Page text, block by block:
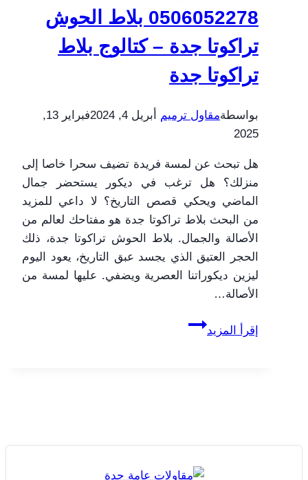
البلاط
في
جدة
0506052278 بلاط الحوش
تراكوتا جدة – كتالوج بلاط
تراكوتا جدة
بواسطةمقاول ترميم أبريل 4, 2024
فبراير 13,
2025
هل تبحث عن لمسة فريدة تضيف سحرا خاصا إلى
منزلك؟ هل ترغب في ديكور يستحضر جمال
الماضي ويحكي قصص التاريخ؟ لا داعي للمزيد
من البحث بلاط تراكوتا جدة هو مفتاحك لعالم من
الأصالة والجمال. بلاط الحوش تراكوتا جدة، ذلك
الحجر العتيق الذي يجسد عبق التاريخ، يعود اليوم
ليزين ديكوراتنا العصرية ويضفي. عليها لمسة من
الأصالة…
إقرأ المزيد
بلاط
جدة